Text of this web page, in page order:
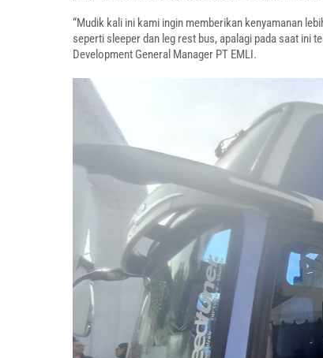
“Mudik kali ini kami ingin memberikan kenyamanan
seperti sleeper dan leg rest bus, apalagi pada saat ini
Development General Manager PT EMLI.